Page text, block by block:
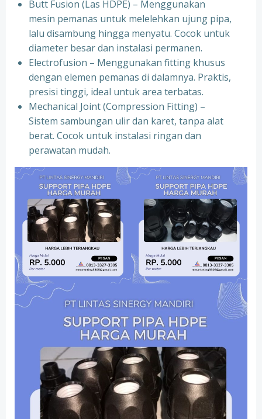
Butt Fusion (Las HDPE) – Menggunakan
mesin pemanas untuk melelehkan ujung pipa,
lalu disambung hingga menyatu. Cocok untuk
diameter besar dan instalasi permanen.
Electrofusion – Menggunakan fitting khusus
dengan elemen pemanas di dalamnya. Praktis,
presisi tinggi, ideal untuk area terbatas.
Mechanical Joint (Compression Fitting) –
Sistem sambungan ulir dan karet, tanpa alat
berat. Cocok untuk instalasi ringan dan
perawatan mudah.